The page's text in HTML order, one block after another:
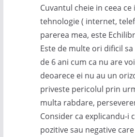
Cuvantul cheie in ceea ce
tehnologie ( internet,
parerea mea, este
Este de multe ori dificil
de 6 ani cum ca nu are
deoarece ei nu au un
priveste pericolul prin
multa rabdare,
Consider ca explicandu-i
pozitive sau negative